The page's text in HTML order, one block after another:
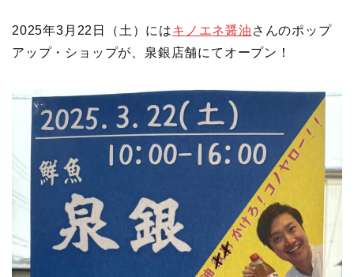
2025年3月22日（土）にはキノエネ醤油 さんのポップ
アップ・ショップが、泉銀店舗にてオープン！